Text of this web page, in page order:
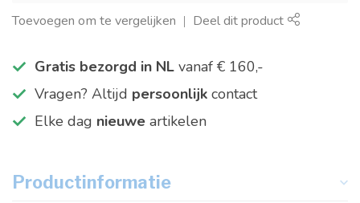
Toevoegen om te vergelijken Deel dit product
Gratis bezorgd in NL vanaf € 160,-
Vragen? Altijd persoonlijk contact
Elke dag nieuwe artikelen
Productinformatie